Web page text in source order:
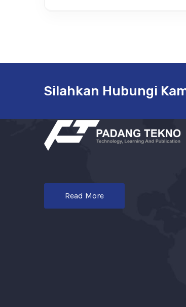
Silahkan Hubungi
Read More